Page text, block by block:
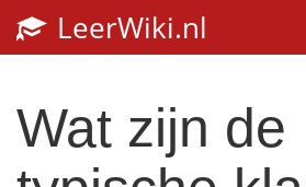
LeerWiki.nl
Wat zijn de